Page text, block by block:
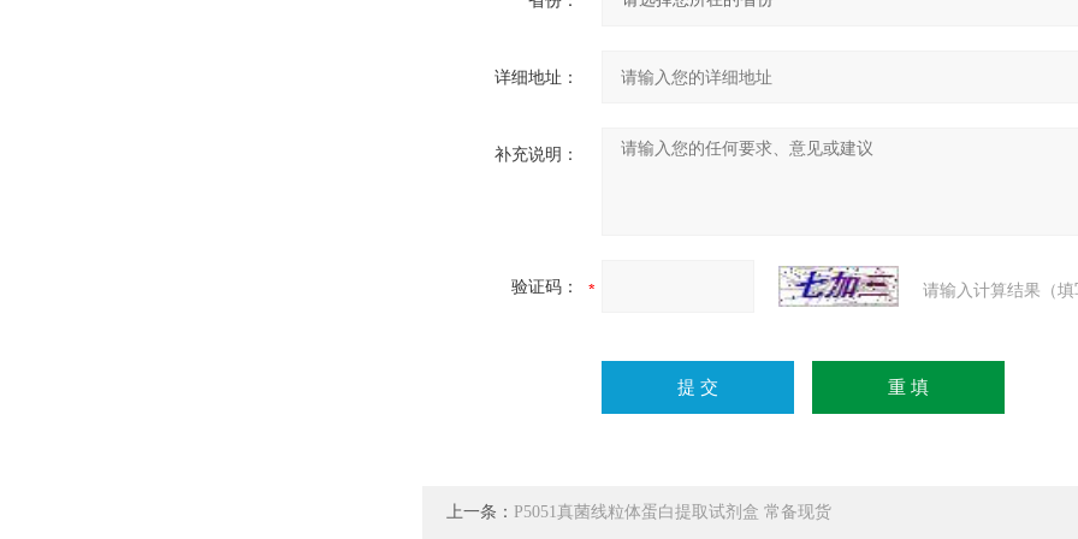
详细地址：
补充说明：
验证码： 请输入计算结果（
上一条： P5051真菌线粒体蛋白提取试剂盒 常备现货